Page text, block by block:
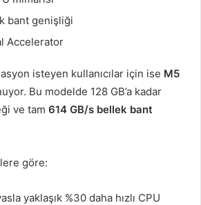
bant genişliği
Accelerator
isteyen kullanıcılar için ise M5
Bu modelde 128 GB’a kadar
ve tam 614 GB/s bellek bant
göre:
yaklaşık %30 daha hızlı CPU